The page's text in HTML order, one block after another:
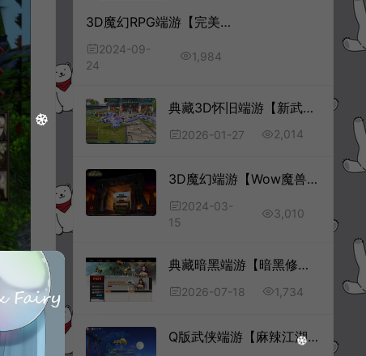
3D魔幻RPG端游【完美国际146V80王朝崛起10职业】9月最新整理Linux手工服务端+管理后台+网页注册+GM指令+GM工具+PC客户端+详细搭建教程
2024-09-
24
1,984
典藏3D怀旧端游【新武林外传嘉航书生Pro优化版】1月最新整理Linux手工服务端+网页注册+修改工具+GM工具+PC客户端+详细搭建教程
2026-01-27 2,014
3D魔幻端游【Wow魔兽世界60级1.12怀旧版】3月最新整理Win一键服务端+GM指令+PC客户端+详细搭建教程
2024-03-
15
3,010
典藏暗黑端游【暗黑修仙本地端】7月最新整理Win一键服务端+GM工具+PC客户端+详细搭建教程
2026-07-18 1,734
Q版武侠端游【麻辣江湖修复版】2月最新整理Linux手工服务端+解包工具+网页注册+GM充值后台+PC客户端+详细搭建教程